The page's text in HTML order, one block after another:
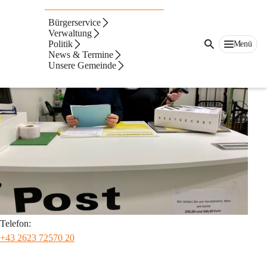
Bürgerservice
Verwaltung
Politik
News & Termine
Unsere Gemeinde
Menü
Postpartner
Telefon:
+43 2623 72570 20